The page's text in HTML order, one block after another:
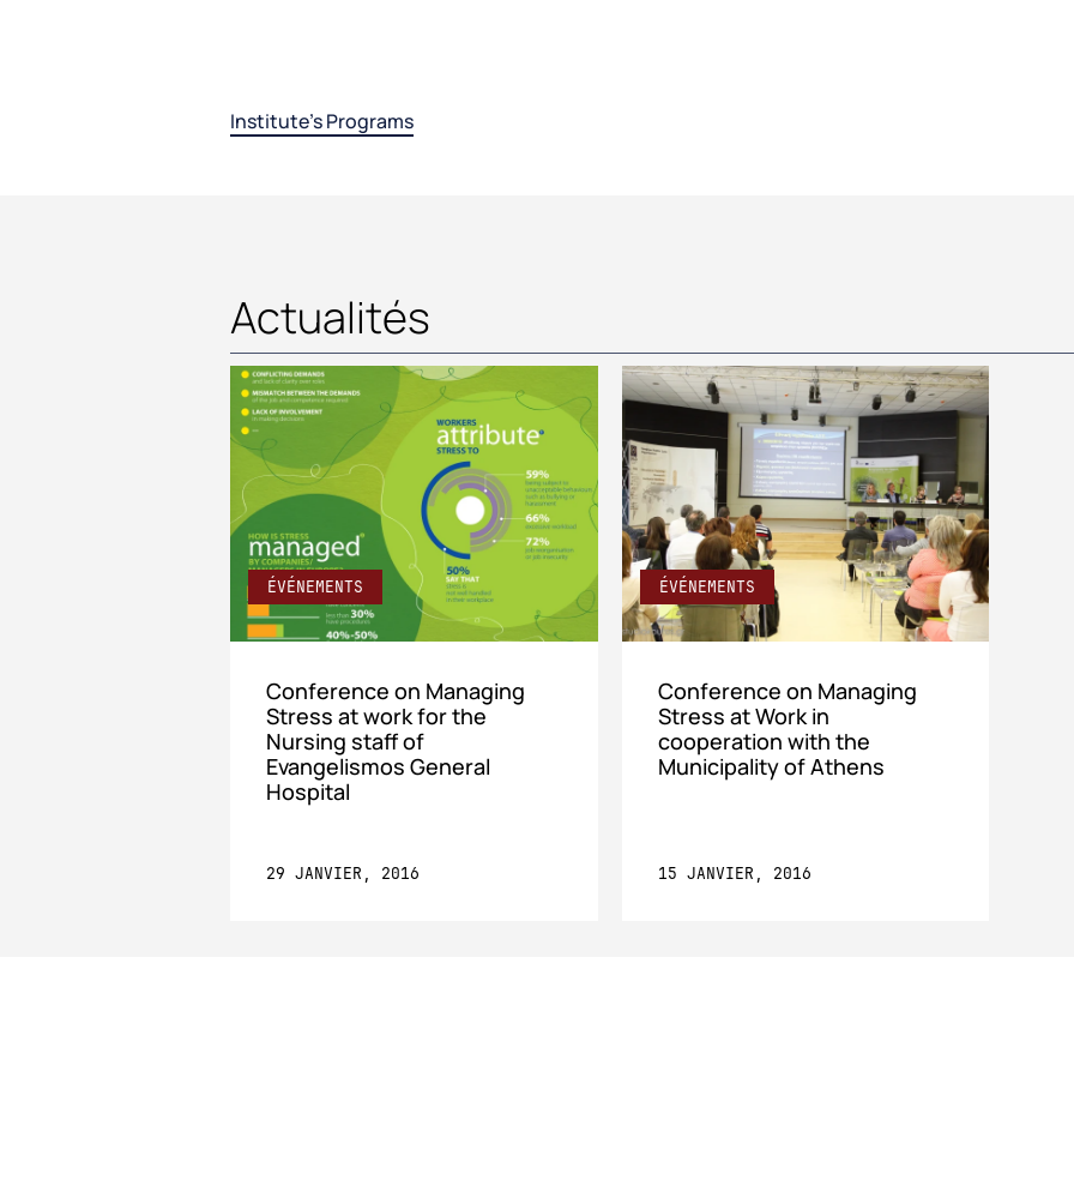
Institute's Programs
Actualités
ÉVÉNEMENTS
Conference on Managing
Stress at work for the
Nursing staff of
Evangelismos General
Hospital
29 JANVIER, 2016
ÉVÉNEMENTS
Conference on Managing
Stress at Work in
cooperation with the
Municipality of Athens
15 JANVIER, 2016